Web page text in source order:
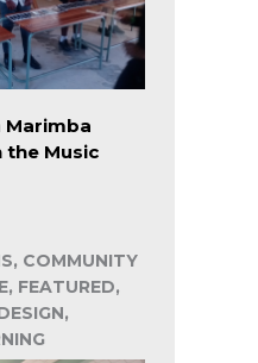
Marimba
the Music
COMMUNITY
FEATURED,